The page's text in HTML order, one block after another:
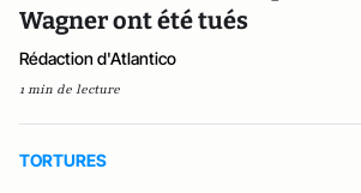
Wagner ont été tués
Rédaction d'Atlantico
1 min de lecture
TORTURES